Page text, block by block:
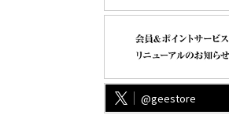
@geestore